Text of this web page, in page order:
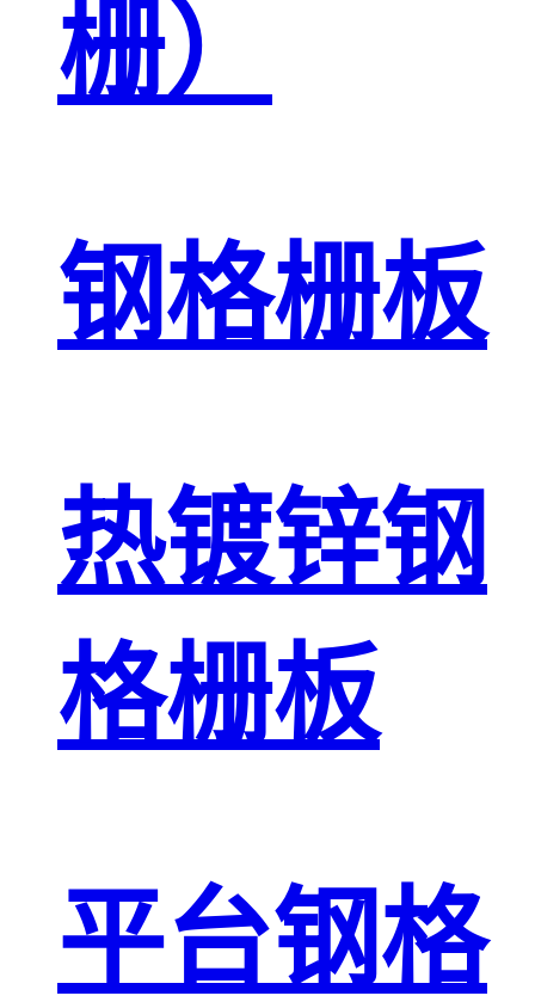
栅）
钢格栅板
热镀锌钢
格栅板
平台钢格